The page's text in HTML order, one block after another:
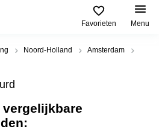
Favorieten Menu
Noord-Holland
Amsterdam